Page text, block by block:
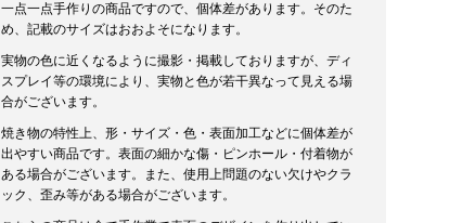
一点一点手作りの商品ですので、個体差があります。そのた
め、記載のサイズはおおよそになります。
実物の色に近くなるように撮影・掲載しておりますが、ディ
スプレイ等の環境により、実物と色が若干異なって見える場
合がございます。
焼き物の特性上、形・サイズ・色・表面加工などに個体差が
出やすい商品です。表面の細かな傷・ピンホール・付着物が
ある場合がございます。また、使用上問題のない欠けやクラ
ック、歪み等がある場合がございます。